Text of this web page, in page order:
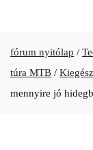
fórum nyitólap /
túra MTB /
mennyire jó